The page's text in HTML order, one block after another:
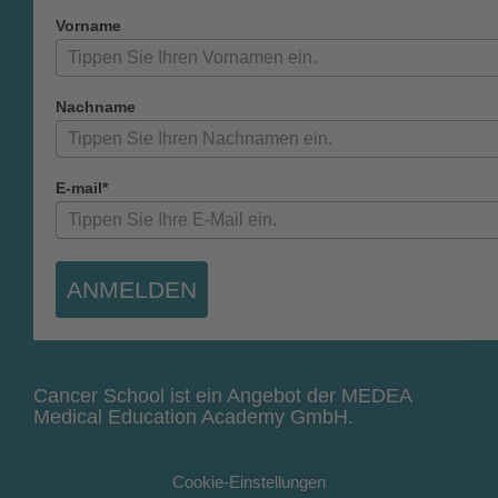
Vorname
Nachname
E-mail*
ANMELDEN
Cancer School ist ein Angebot der MEDEA
Medical Education Academy GmbH.
Cookie-Einstellungen